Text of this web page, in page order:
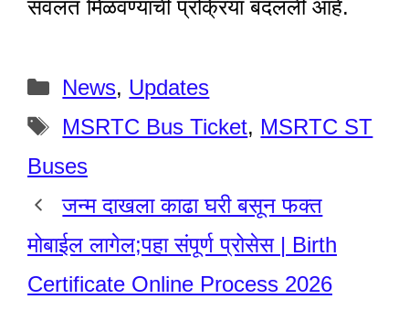
सवलत मिळवण्याची प्रक्रिया बदलली आहे.
Categories
News, Updates
Tags
MSRTC Bus Ticket, MSRTC ST
Buses
जन्म दाखला काढा घरी बसून फक्त
मोबाईल लागेल;पहा संपूर्ण प्रोसेस | Birth
Certificate Online Process 2026